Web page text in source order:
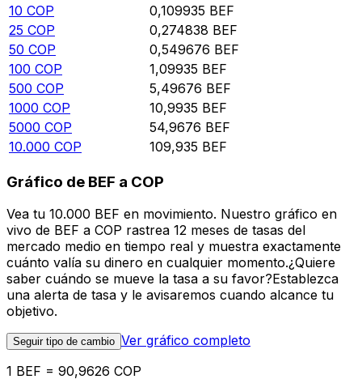
10 COP 0,109935 BEF
25 COP 0,274838 BEF
50 COP 0,549676 BEF
100 COP 1,09935 BEF
500 COP 5,49676 BEF
1000 COP 10,9935 BEF
5000 COP 54,9676 BEF
10.000 COP 109,935 BEF
Gráfico de BEF a COP
Vea tu 10.000 BEF en movimiento. Nuestro gráfico en
vivo de BEF a COP rastrea 12 meses de tasas del
mercado medio en tiempo real y muestra exactamente
cuánto valía su dinero en cualquier momento.¿Quiere
saber cuándo se mueve la tasa a su favor?Establezca
una alerta de tasa y le avisaremos cuando alcance tu
objetivo.
Seguir tipo de cambio Ver gráfico completo
1 BEF = 90,9626 COP